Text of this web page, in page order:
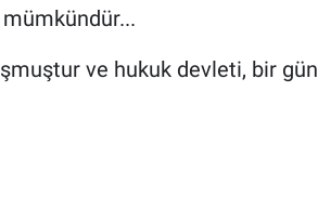
ve hukuk devleti, bir gün